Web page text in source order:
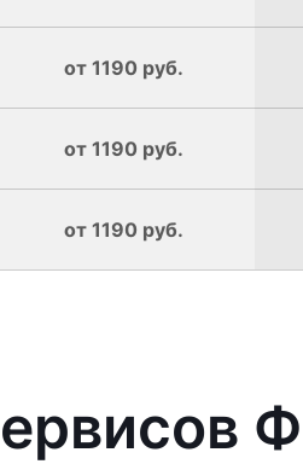
от 1190 руб.
от 1190 руб.
от 1190 руб.